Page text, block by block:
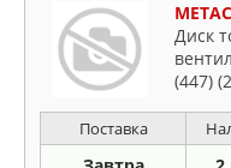
Диск
(447)
Поставка